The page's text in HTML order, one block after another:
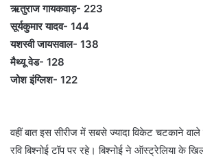
ऋतुराज गायकवाड़- 223
सूर्यकुमार यादव- 144
यशस्वी जायसवाल- 138
मैथ्यू वेड- 128
जोश इंग्लिश- 122
वहीं बात इस सीरीज में सबसे ज्यादा विकेट चटकाने वाले
रवि बिश्नोई टॉप पर रहे। बिश्नोई ने ऑस्ट्रेलिया के